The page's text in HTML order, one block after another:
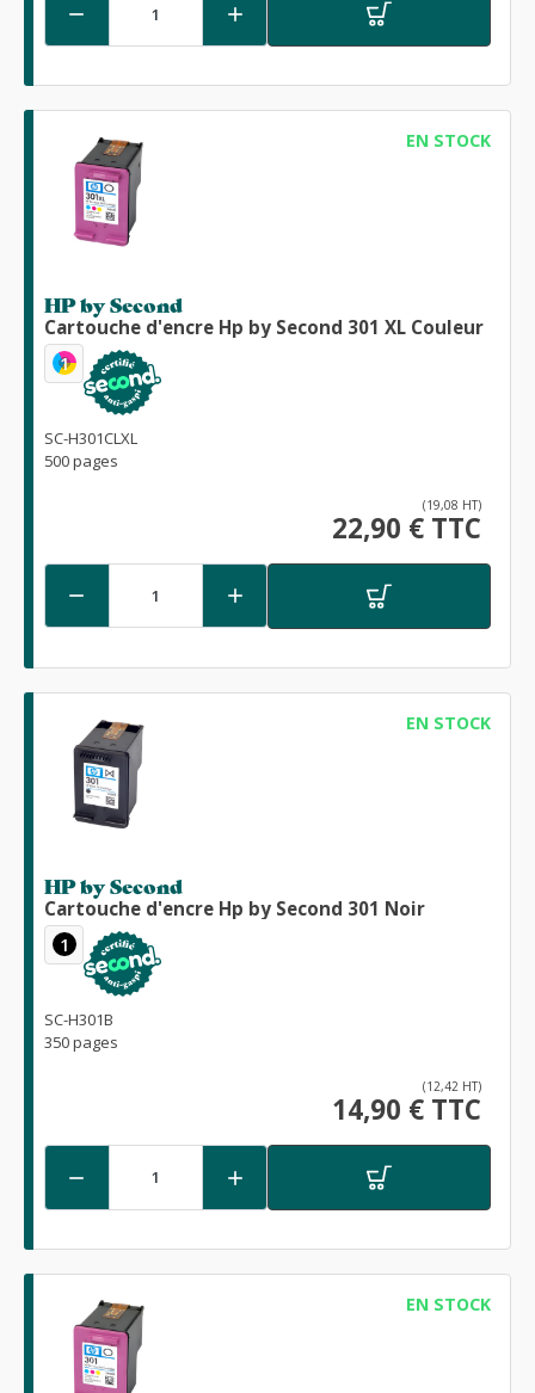
 
EN STOCK
HP by Second
Cartouche d'encre Hp by Second 301 XL Couleur
1
SC-H301CLXL
500 pages
(19,08 HT)
22,90 € TTC
 
EN STOCK
HP by Second
Cartouche d'encre Hp by Second 301 Noir
1
SC-H301B
350 pages
(12,42 HT)
14,90 € TTC
 
EN STOCK